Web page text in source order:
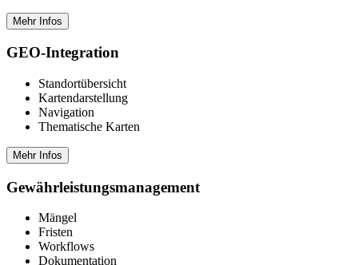
Mehr Infos
GEO-Integration
Standortübersicht
Kartendarstellung
Navigation
Thematische Karten
Mehr Infos
Gewährleistungs­management
Mängel
Fristen
Workflows
Dokumentation